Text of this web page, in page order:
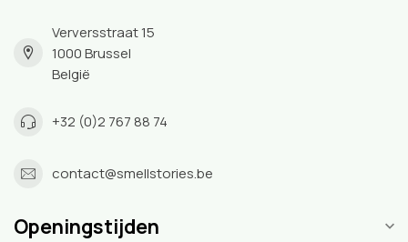
Verversstraat 15
1000 Brussel
België
+32 (0)2 767 88 74
contact@smellstories.be
Openingstijden